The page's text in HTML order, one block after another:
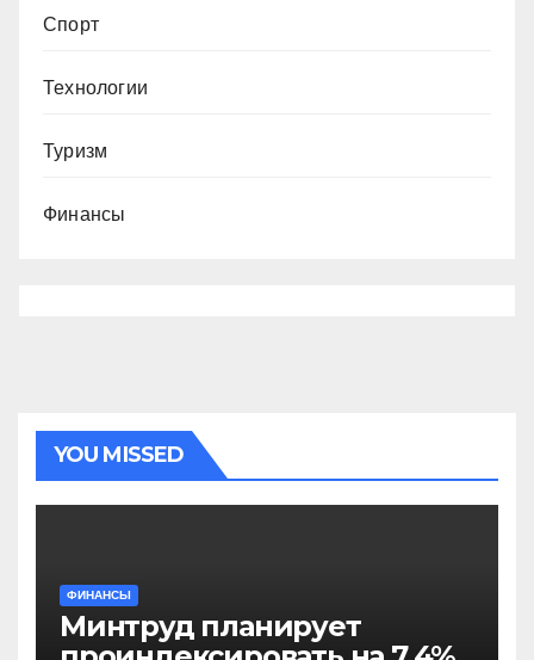
Спорт
Технологии
Туризм
Финансы
YOU MISSED
ФИНАНСЫ
Минтруд планирует